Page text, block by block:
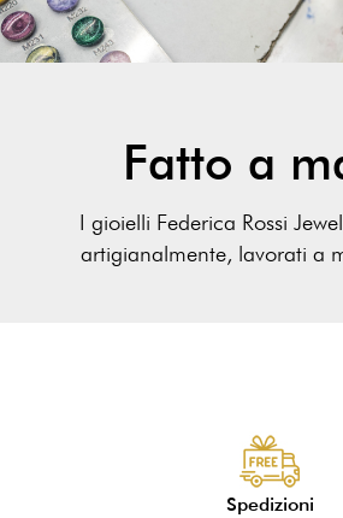
Fatto a
I gioielli Federica Rossi
artigianalmente, lavorati a
Spedizioni